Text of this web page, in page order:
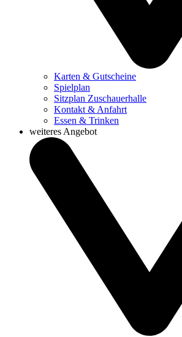
Karten & Gutscheine
Spielplan
Sitzplan Zuschauerhalle
Kontakt & Anfahrt
Essen & Trinken
weiteres Angebot